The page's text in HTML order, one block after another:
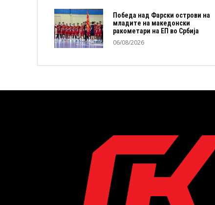
Победа над Фарски острови на
младите на македонски
ракометари на ЕП во Србија
06/08/2026